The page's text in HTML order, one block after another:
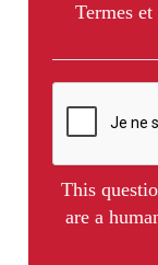
Termes
This
are a